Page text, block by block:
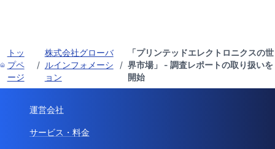
トッ
プペ
ージ
/
株式会社グローバ
ルインフォメーシ
ョン
/
「プリンテッドエレクトロニクスの世
界市場」 - 調査レポートの取り扱いを
開始
運営会社
サービス・料金